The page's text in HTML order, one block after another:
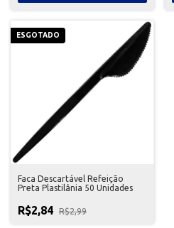
ESGOTADO
Faca Descartável Refeição
Preta Plastilânia 50 Unidades
R$2,84 R$2,99